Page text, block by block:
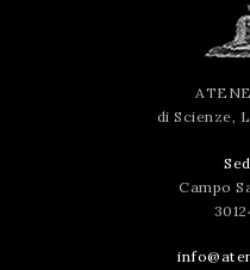
di Scienze,
Campo